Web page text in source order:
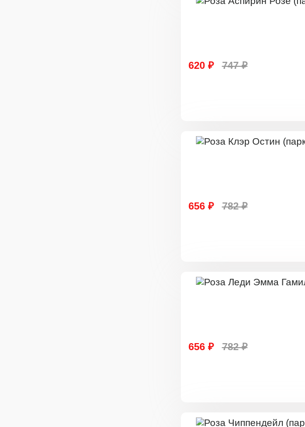
620 ₽ 747 ₽
656 ₽ 782 ₽
656 ₽ 782 ₽